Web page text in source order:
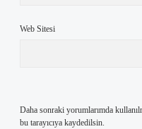
Web Sitesi
Daha sonraki yorumlarımda
bu tarayıcıya kaydedilsin.